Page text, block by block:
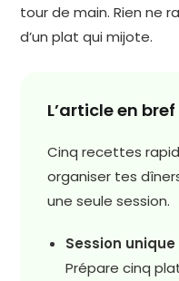
tour de main. Rien ne
d’un plat qui mijote.
L’article en bref
Cinq recettes
organiser tes
une seule session.
Session
Prépare cinq